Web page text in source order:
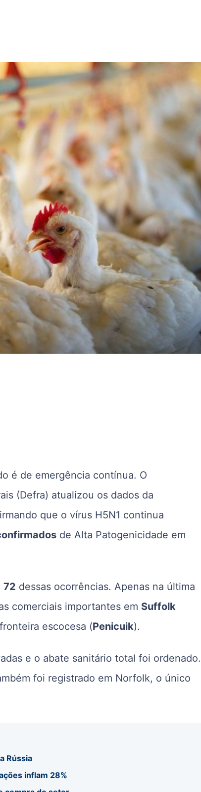
é de emergência contínua. O
(Defra) atualizou os dados da
que o vírus H5N1 continua
de Alta Patogenicidade em
72 dessas ocorrências. Apenas na última
comerciais importantes em Suffolk
escocesa (Penicuik).
e o abate sanitário total foi ordenado.
foi registrado em Norfolk, o único
Rússia
inflam 28%